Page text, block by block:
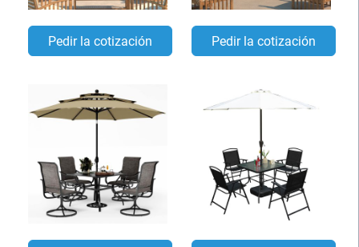
Pedir la cotización Pedir la cotización